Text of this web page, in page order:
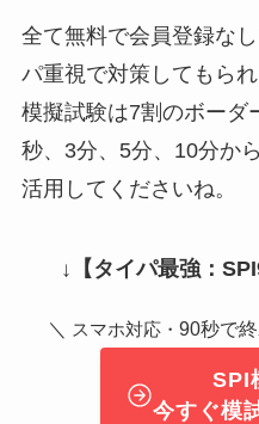
全て無料で会員登録な
パ重視で対策してもら
模擬試験は7割のボーダ
秒、3分、5分、10分か
活用してくださいね。
↓ 【タイパ最強：
＼ スマホ対応・ 90秒で
SPI
今すぐ模